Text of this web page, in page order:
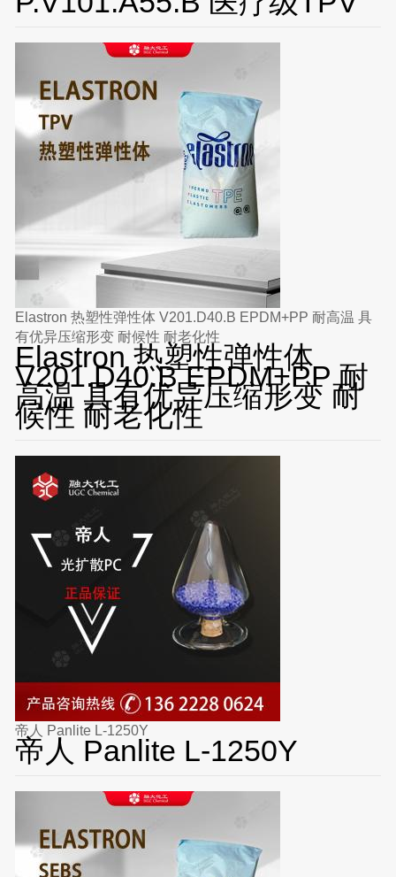
Elastron 热塑性弹性体 V201.D40.B EPDM+PP 耐高温 具
有优异压缩形变 耐候性 耐老化性
Elastron 热塑性弹性体
V201.D40.B EPDM+PP 耐
高温 具有优异压缩形变 耐
候性 耐老化性
帝人 Panlite L-1250Y
帝人 Panlite L-1250Y